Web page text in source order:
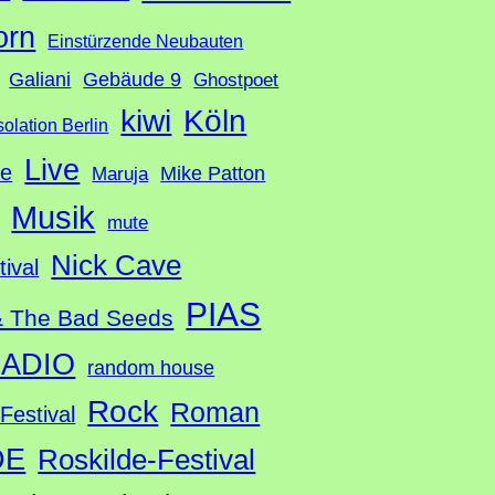
Einstürzende Neubauten
Galiani Gebäude 9 Ghostpoet
Berlin kiwi Köln
Live Maruja Mike Patton
Musik mute
Nick Cave
The Bad Seeds PIAS
random house
Rock Roman
Roskilde-Festival